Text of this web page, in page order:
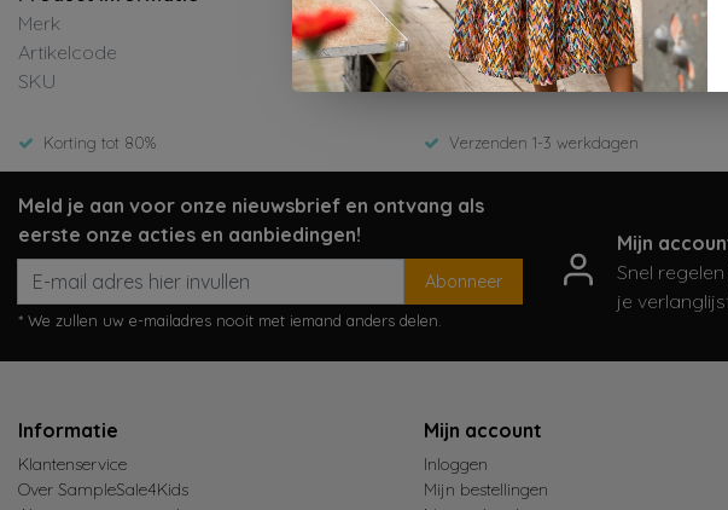
Merk
Cars
Artikelcode
SKU
ED-
Korting tot 80% Verzenden 1-3 werkdagen
Meld je aan voor onze nieuwsbrief en ontvang als
eerste onze acties en aanbiedingen!
Abonneer
* We zullen uw e-mailadres nooit met iemand anders delen.
Mijn
Snel
je
Informatie
Klantenservice
Over SampleSale4Kids
Mijn account
Inloggen
Mijn bestellingen